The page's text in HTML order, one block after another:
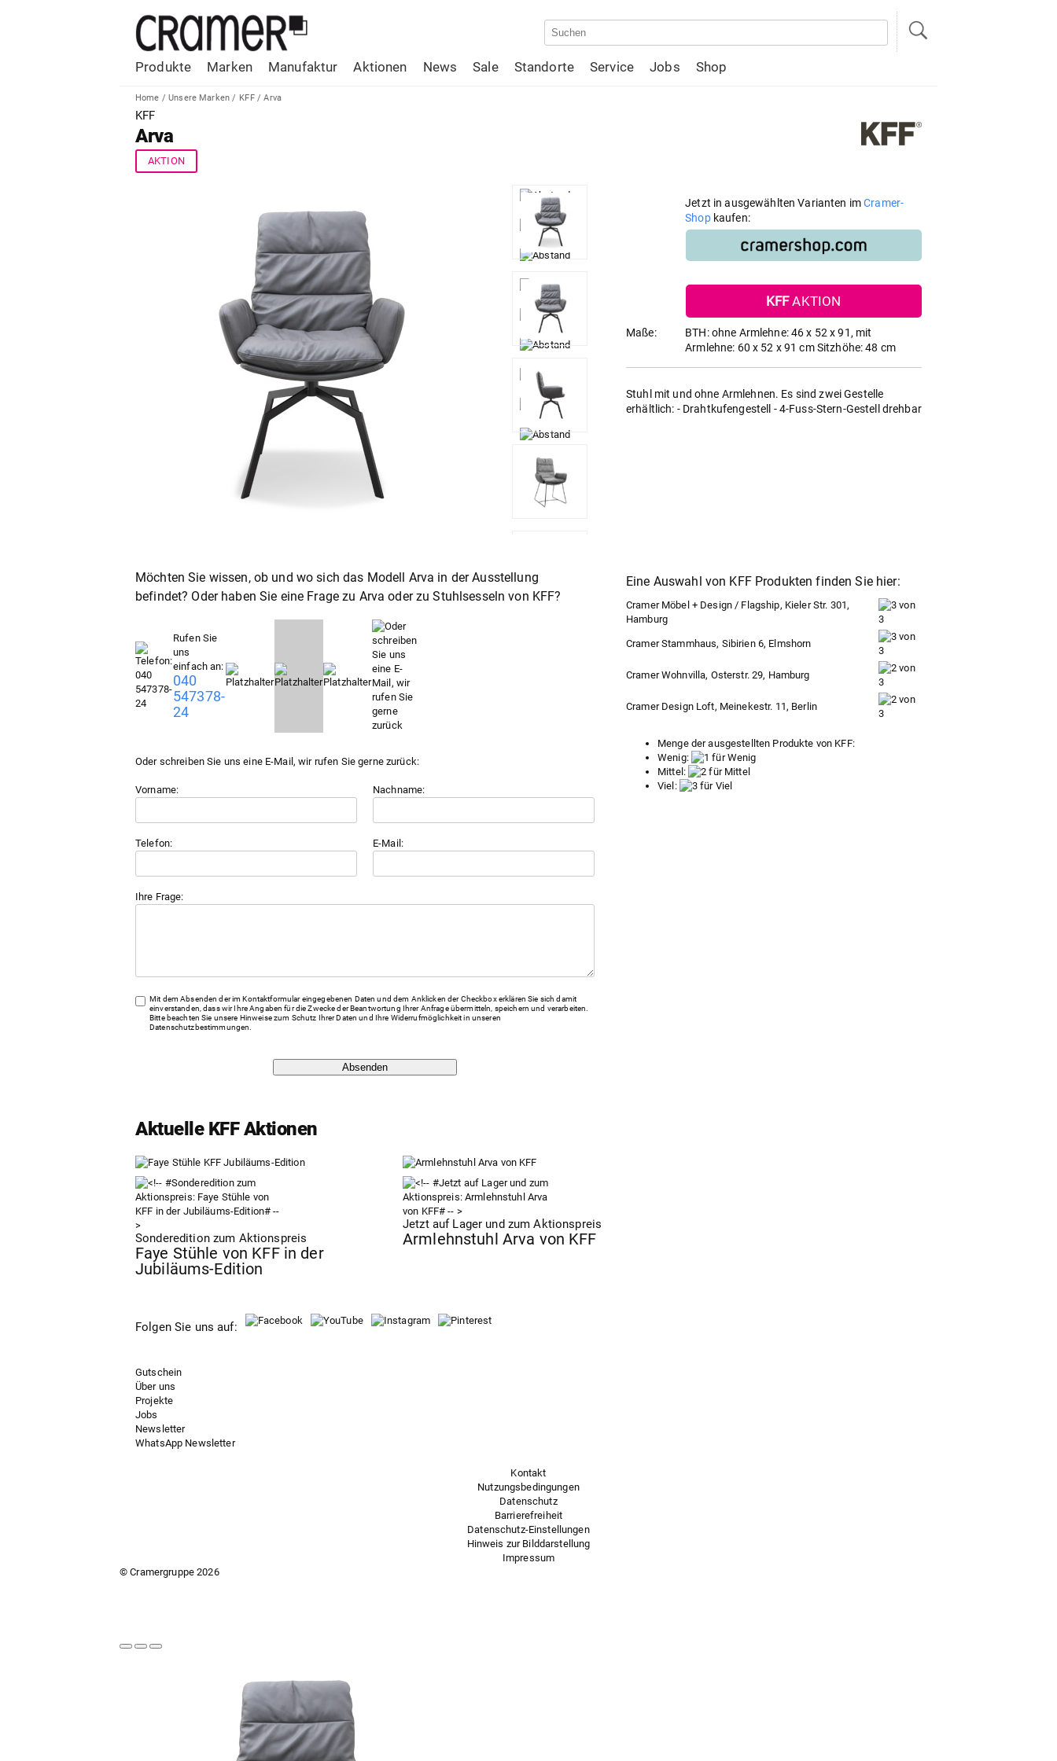
Produkte Marken Manufaktur Aktionen News Sale Standorte Service Jobs Shop
Home / Unsere Marken / KFF/ Arva
KFF
Arva
AKTION
Jetzt in ausgewählten Varianten imCramer-
Shopkaufen:
KFFAKTION
Maße:
BTH: ohne Armlehne: 46 x 52 x 91, mit
Armlehne: 60 x 52 x 91 cm Sitzhöhe: 48 cm
Stuhl mit und ohne Armlehnen. Es sind zwei Gestelle
erhältlich: - Drahtkufengestell - 4-Fuss-Stern-Gestell drehbar
Möchten Sie wissen, ob und wo sich das Modell Arva in der Ausstellung
befindet? Oder haben Sie eine Frage zu Arva oder zuStuhlsessel von KFF?
Rufen Sie
uns
einfach an:
040
547378-
24
Oder schreiben Sie uns eine E-Mail, wir rufen Sie gerne zurück:
Vorname: Nachname:
Telefon: E-Mail:
Ihre Frage:
Mit dem Absenden der im Kontaktformular eingegebenen Daten und dem Anklicken der Checkbox erklären Sie sich damit
einverstanden, dass wir Ihre Angaben für die Zwecke der Beantwortung Ihrer Anfrage übermitteln, speichern und verarbeiten.
Bitte beachten Sie unsere Hinweise zum Schutz Ihrer Daten und Ihre Widerrufmöglichkeit in unseren
Datenschutzbestimmungen
Absenden
Eine Auswahl von KFF Produkten finden Sie hier:
Cramer Möbel + Design / Flagship, Kieler Str. 301,
Hamburg
Cramer Stammhaus, Sibirien 6, Elmshorn
Cramer Wohnvilla, Osterstr. 29, Hamburg
Cramer Design Loft, Meinekestr. 11, Berlin
Menge der ausgestellten Produkte von KFF:
Wenig:
Mittel:
Viel:
Aktuelle KFF Aktionen
Sonderedition zum Aktionspreis
Faye Stühle von KFF in der
Jubiläums-Edition
Jetzt auf Lager und zum Aktionspreis
Armlehnstuhl Arva von KFF
Folgen Sie uns auf:
Gutschein
Über uns
Projekte
Jobs
Newsletter
WhatsApp Newsletter
Kontakt
Nutzungsbedingungen
Datenschutz
Barrierefreiheit
Datenschutz-Einstellungen
Hinweis zur Bilddarstellung
Impressum
© Cramergruppe2026